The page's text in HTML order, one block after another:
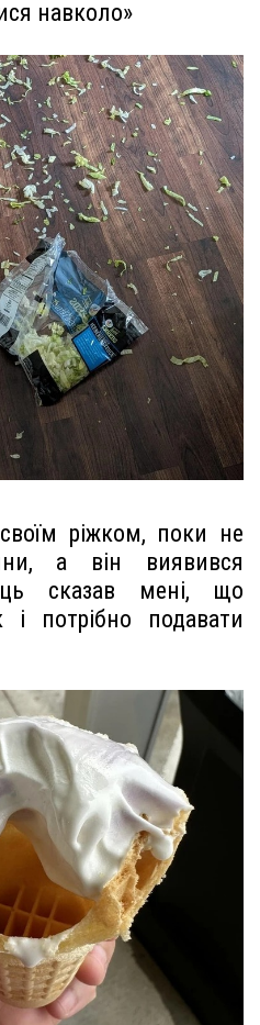
навколо»
ріжком, поки не
а він виявився
сказав мені, що
і потрібно подавати